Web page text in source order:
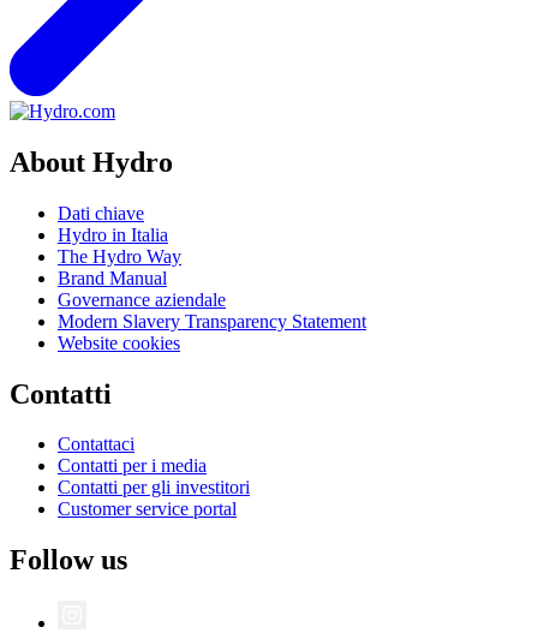
About Hydro
Dati chiave
Hydro in Italia
The Hydro Way
Brand Manual
Governance aziendale
Modern Slavery Transparency Statement
Website cookies
Contatti
Contattaci
Contatti per i media
Contatti per gli investitori
Customer service portal
Follow us